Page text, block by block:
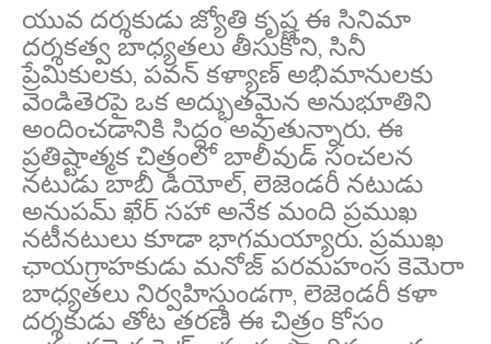
యువ దర్శకుడు జ్యోతి కృష్ణ ఈ సినిమా
దర్శకత్వ బాధ్యతలు తీసుకొని, సినీ
ప్రేమికులకు, పవన్ కళ్యాణ్ అభిమానులకు
వెండితెరపై ఒక అద్భుతమైన అనుభూతిని
అందించడానికి సిద్ధం అవుతున్నారు. ఈ
ప్రతిష్టాత్మక చిత్రంలో బాలీవుడ్ సంచలన
నటుడు బాబీ డియోల్, లెజెండరీ నటుడు
అనుపమ్ ఖేర్ సహా అనేక మంది ప్రముఖ
నటీనటులు కూడా భాగమయ్యారు. ప్రముఖ
ఛాయగ్రాహకుడు మనోజ్ పరమహంస కెమెరా
బాధ్యతలు నిర్వహిస్తుండగా, లెజెండరీ కళా
దర్శకుడు తోట తరణి ఈ చిత్రం కోసం